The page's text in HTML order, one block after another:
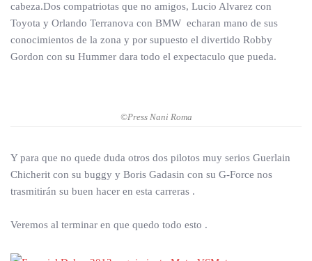
cabeza.Dos compatriotas que no amigos, Lucio Alvarez con
Toyota y Orlando Terranova con BMW echaran mano de sus
conocimientos de la zona y por supuesto el divertido Robby
Gordon con su Hummer dara todo el expectaculo que pueda.
©Press Nani Roma
Y para que no quede duda otros dos pilotos muy serios Guerlain
Chicherit con su buggy y Boris Gadasin con su G-Force nos
trasmitirán su buen hacer en esta carreras .
Veremos al terminar en que quedo todo esto .